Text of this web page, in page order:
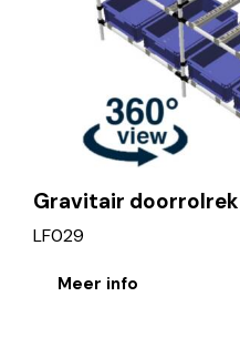
Gravitair doorrolrek
LF029
Meer info